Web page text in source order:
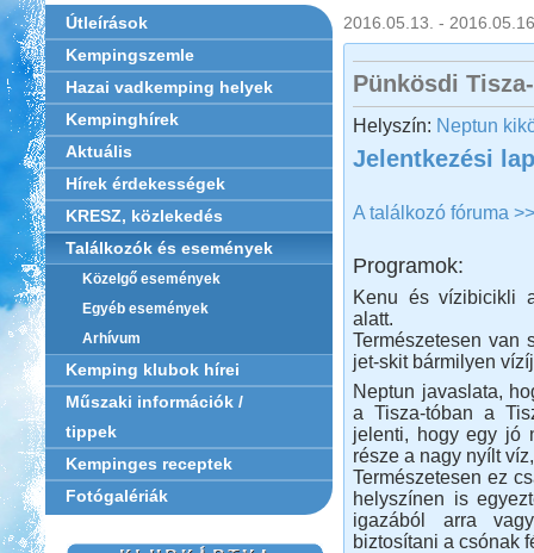
Útleírások
Kempingszemle
Hazai vadkemping helyek
Kempinghírek
Aktuális
Hírek érdekességek
KRESZ, közlekedés
Találkozók és események
Közelgő események
Egyéb események
Arhívum
Kemping klubok hírei
Műszaki információk /
tippek
Kempinges receptek
Fotógalériák
2016.05.13. -
Pünkösdi
Helyszín: Neptun
Jelentkezési
A találkozó fóruma
Programok:
Kenu és vízibicikli
alatt.
Természetesen van
jet-skit bármilyen
Neptun javaslata,
a Tisza-tóban a
jelenti, hogy egy jó
része a nagy nyílt
Természetesen ez
helyszínen is
igazából arra
biztosítani a csónak